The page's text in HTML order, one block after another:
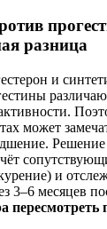
разница
и
может
и
3–6 месяцев
пересмотреть